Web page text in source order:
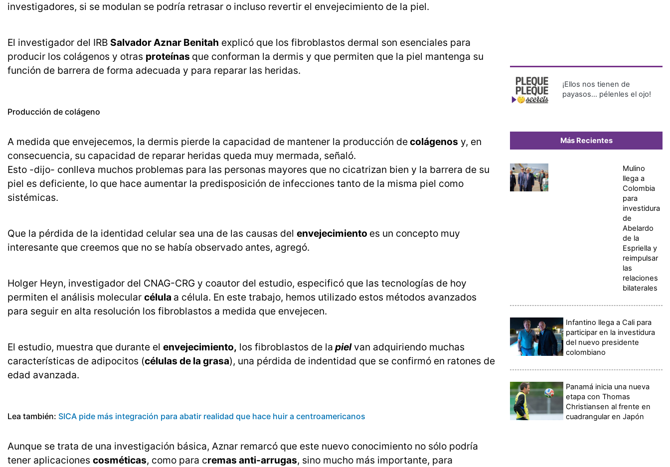
investigadores, si se modulan se podría retrasar o incluso revertir el envejecimiento de la piel.
El investigador del IRB Salvador Aznar Benitah explicó que los fibroblastos dermal son esenciales para
producir los colágenos y otras proteínas que conforman la dermis y que permiten que la piel mantenga su
función de barrera de forma adecuada y para reparar las heridas.
Producción de colágeno
A medida que envejecemos, la dermis pierde la capacidad de mantener la producción decolágenos y, en
consecuencia, su capacidad de reparar heridas queda muy mermada, señaló.
Esto -dijo- conlleva muchos problemas para las personas mayores que no cicatrizan bien y la barrera de su
piel es deficiente, lo que hace aumentar la predisposición de infecciones tanto de la misma piel como
sistémicas.
Que la pérdida de la identidad celular sea una de las causas del envejecimiento es un concepto muy
interesante que creemos que no se había observado antes, agregó.
Holger Heyn, investigador del CNAG-CRG y coautor del estudio, especificó que las tecnologías de hoy
permiten el análisis molecular célula a célula. En este trabajo, hemos utilizado estos métodos avanzados
para seguir en alta resolución los fibroblastos a medida que envejecen.
El estudio, muestra que durante el envejecimiento, los fibroblastos de la pielvan adquiriendo muchas
características de adipocitos (células de la grasa), una pérdida de indentidad que se confirmó en ratones de
edad avanzada.
Lea también: SICA pide más integración para abatir realidad que hace huir a centroamericanos
Aunque se trata de una investigación básica, Aznar remarcó que este nuevo conocimiento no sólo podría
tener aplicaciones cosméticas, como para cremas anti-arrugas, sino mucho más importante, para
¡Ellos nos tienen de
payasos… pélenles el ojo!
Más Recientes
Mulino
llega a
Colombia
para
investidura
de
Abelardo
de la
Espriella y
reimpulsar
las
relaciones
bilaterales
Infantino llega a Cali para
participar en la investidura
del nuevo presidente
colombiano
Panamá inicia una nueva
etapa con Thomas
Christiansen al frente en
cuadrangular en Japón